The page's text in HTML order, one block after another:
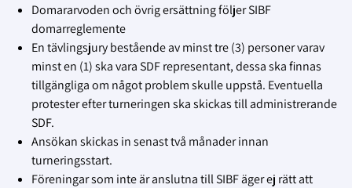
Domararvoden och övrig ersättning följer SIBF
domarreglemente
En tävlingsjury bestående av minst tre (3) personer varav
minst en (1) ska vara SDF representant, dessa ska finnas
tillgängliga om något problem skulle uppstå. Eventuella
protester efter turneringen ska skickas till administrerande
SDF.
Ansökan skickas in senast två månader innan
turneringsstart.
Föreningar som inte är anslutna till SIBF äger ej rätt att